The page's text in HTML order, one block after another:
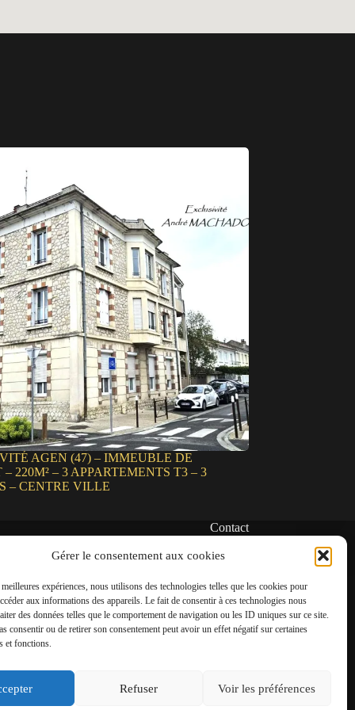
Gérer le consentement aux cookies
expériences, nous utilisons des technologies telles que les cookies pour
aux informations des appareils. Le fait de consentir à ces technologies nous
des données telles que le comportement de navigation ou les ID uniques sur ce site.
consentir ou de retirer son consentement peut avoir un effet négatif sur certaines
et fonctions.
Refuser Voir les préférences
AGEN (47) – IMMEUBLE DE
– 220M² – 3 APPARTEMENTS T3 – 3
– CENTRE VILLE
Contact
✆06 22 39 73 24
✉contact@amgh-immobilier.com